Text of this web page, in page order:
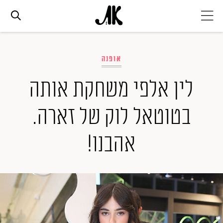
אופנה
ביוטי
סלבס
ערוצים נוספים
המגזין
אופנה
לין אלפי משחקת אותה
בטוטאל לוק של זארה.
אהבנו!